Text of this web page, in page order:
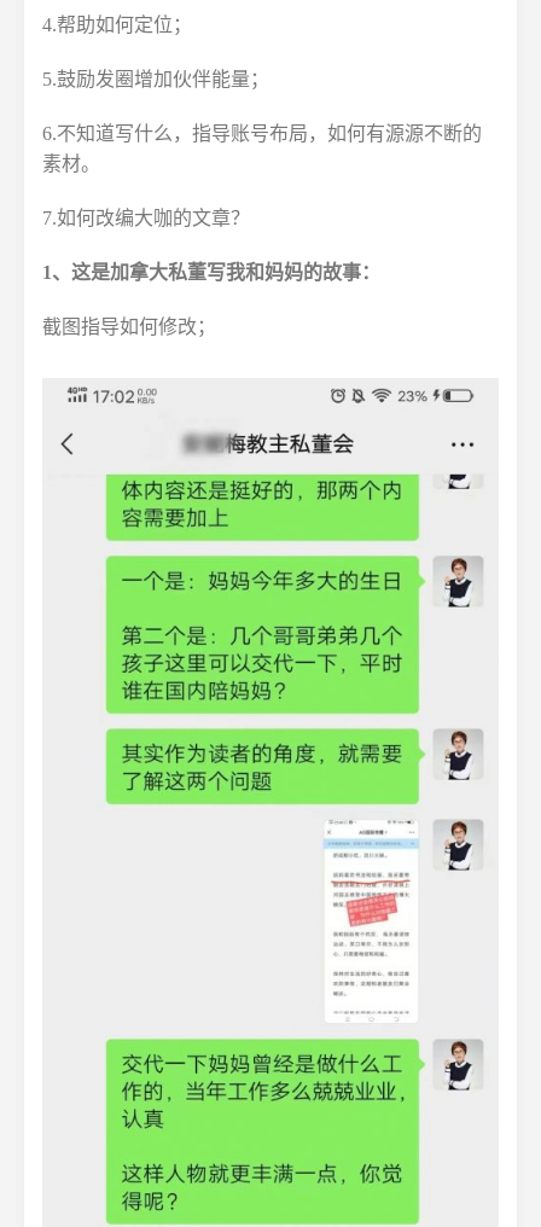
4.帮助如何定位；
5.鼓励发圈增加伙伴能量；
6.不知道写什么，指导账号布局，如何有源源不断的
素材。
7.如何改编大咖的文章？
1、这是加拿大私董写我和妈妈的故事：
截图指导如何修改；